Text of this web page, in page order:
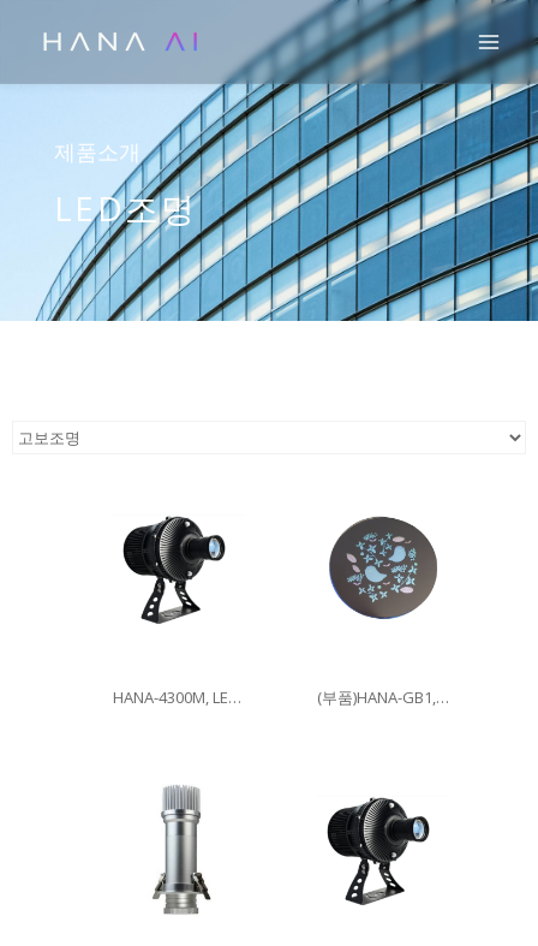
츠
제품소개
LED조명
HANA-4300M, LED300W (부품)HANA-GB1, 이미지글라스